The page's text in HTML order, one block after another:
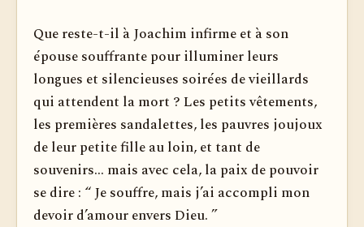
Que reste-t-il à Joachim infirme et à son
épouse souffrante pour illuminer leurs
longues et silencieuses soirées de vieillards
qui attendent la mort ? Les petits vêtements,
les premières sandalettes, les pauvres joujoux
de leur petite fille au loin, et tant de
souvenirs... mais avec cela, la paix de pouvoir
se dire : “ Je souffre, mais j’ai accompli mon
devoir d’amour envers Dieu. ”